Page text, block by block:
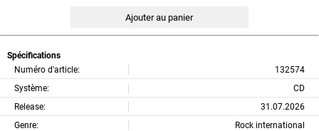
Spécifications
Numéro d'article:
132574
Système:
CD
Release:
31.07.2026
Genre:
Rock international